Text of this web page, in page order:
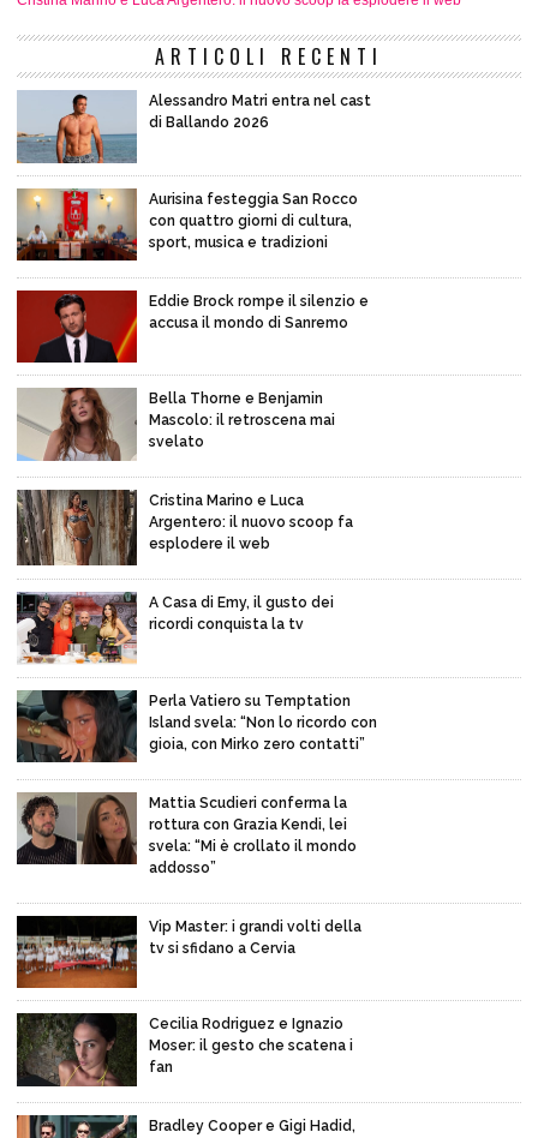
ARTICOLI RECENTI
Alessandro Matri entra nel cast
di Ballando 2026
Aurisina festeggia San Rocco
con quattro giorni di cultura,
sport, musica e tradizioni
Eddie Brock rompe il silenzio e
accusa il mondo di Sanremo
Bella Thorne e Benjamin
Mascolo: il retroscena mai
svelato
Cristina Marino e Luca
Argentero: il nuovo scoop fa
esplodere il web
A Casa di Emy, il gusto dei
ricordi conquista la tv
Perla Vatiero su Temptation
Island svela: “Non lo ricordo con
gioia, con Mirko zero contatti”
Mattia Scudieri conferma la
rottura con Grazia Kendi, lei
svela: “Mi è crollato il mondo
addosso”
Vip Master: i grandi volti della
tv si sfidano a Cervia
Cecilia Rodriguez e Ignazio
Moser: il gesto che scatena i
fan
Bradley Cooper e Gigi Hadid,